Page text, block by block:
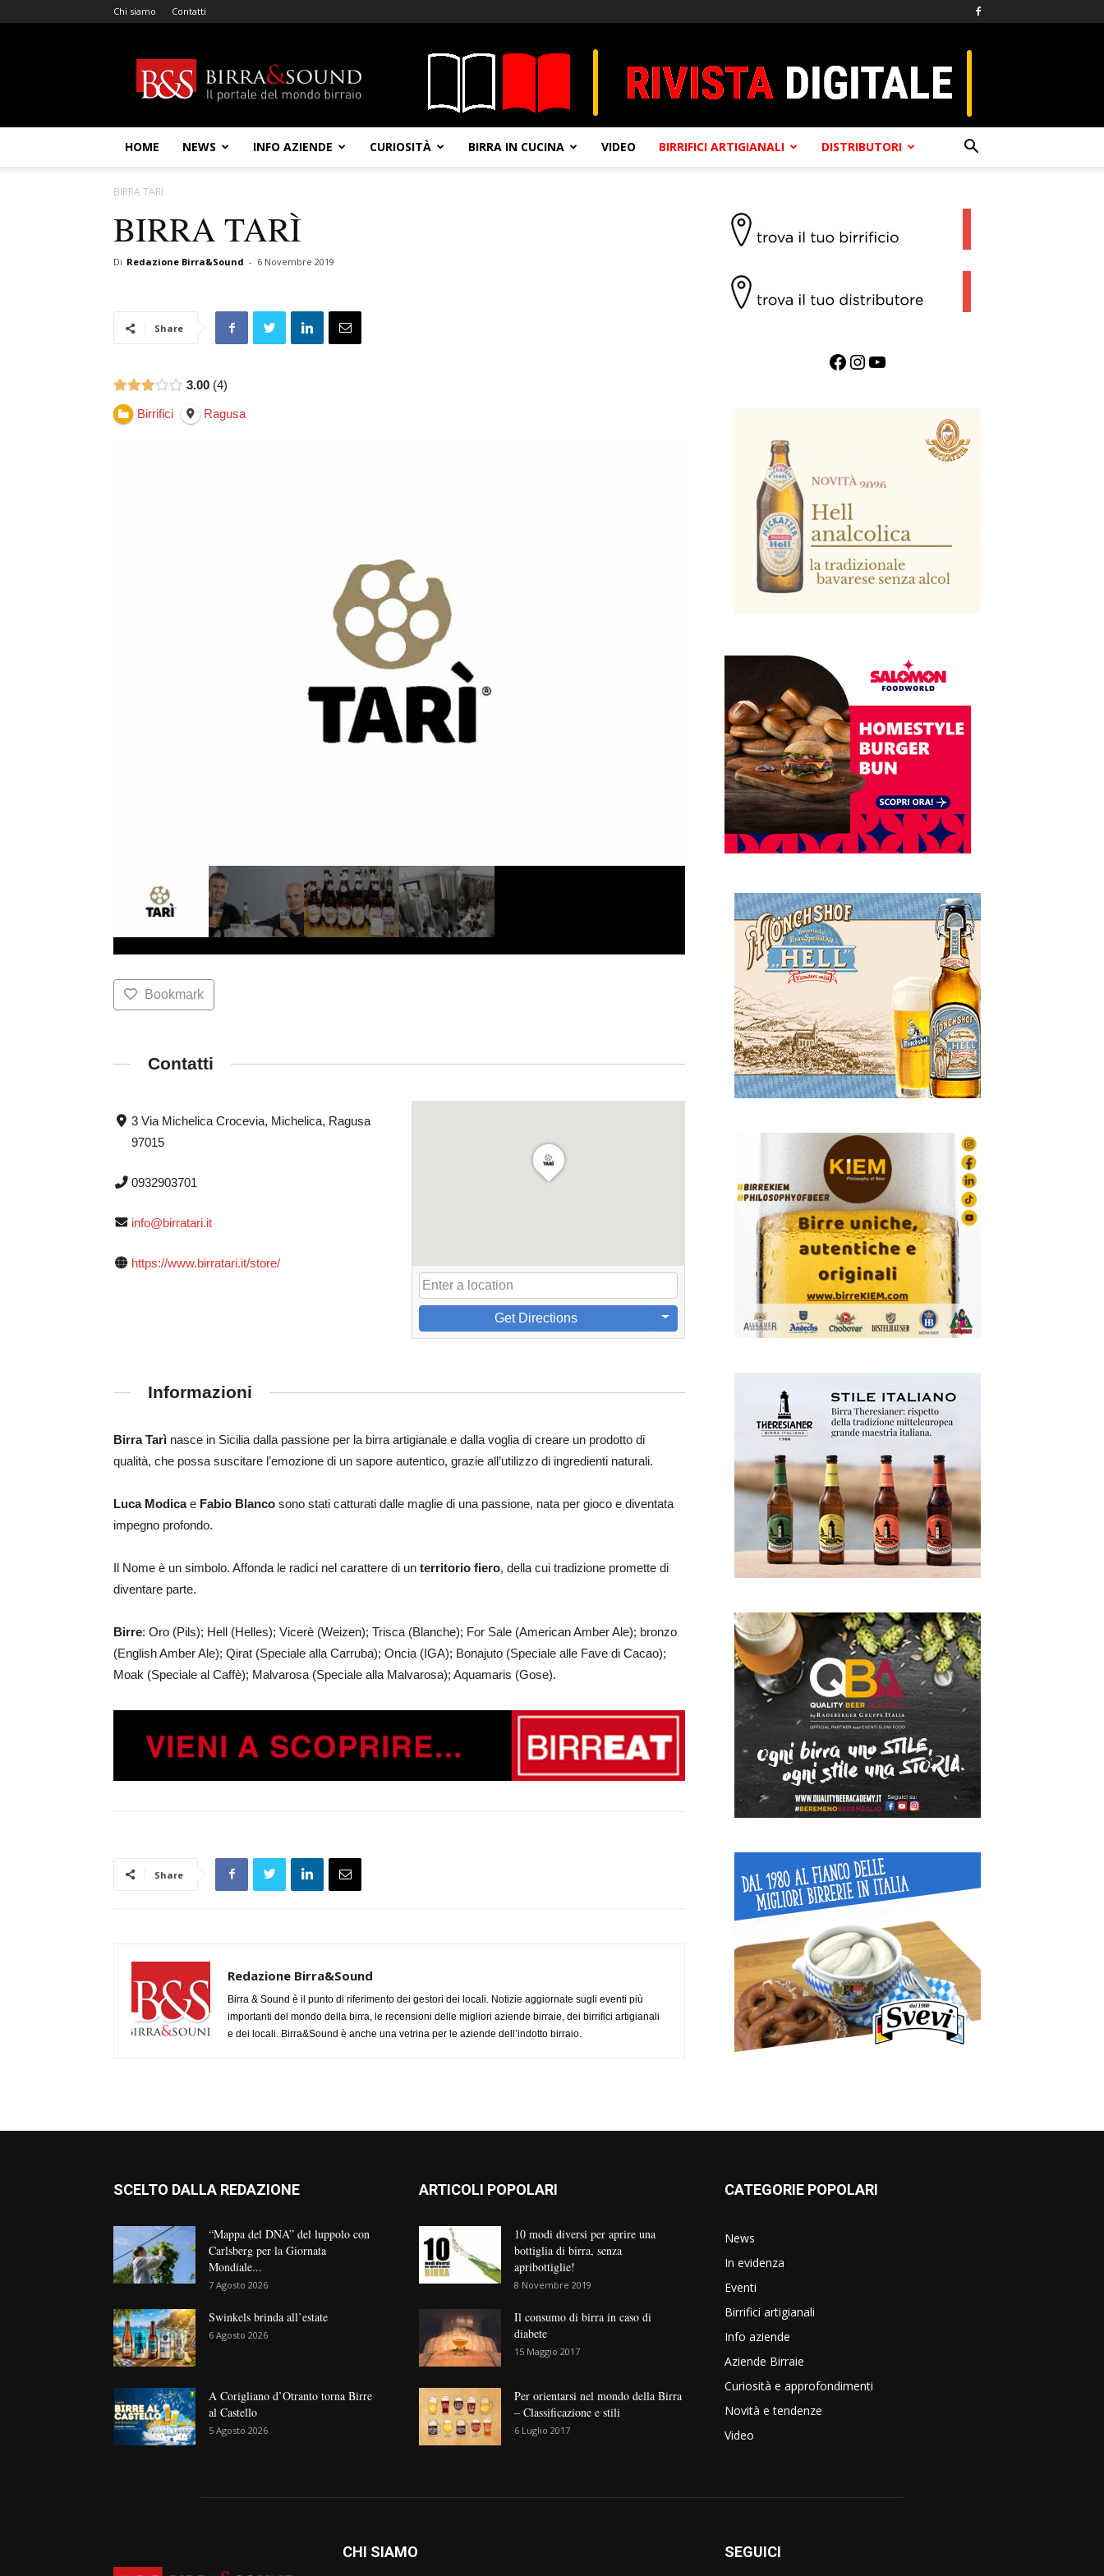
Chi siamo Contatti
&
Sound
HOME NEWS INFO AZIENDE CURIOSITÀ BIRRA IN CUCINA VIDEO BIRRIFICI ARTIGIANALI DISTRIBUTORI
BIRRA TARÌ
BIRRA TARÌ
Di Redazione Birra&Sound - 6 Novembre 2019
Share
3.00 4
Birrifici Ragusa
Bookmark
Contatti
3 Via Michelica Crocevia, Michelica, Ragusa
97015
0932903701
info@birratari.it
https://www.birratari.it/store/
Get Directions
Informazioni
Birra Tarì nasce in Sicilia dalla passione per la birra artigianale e dalla voglia di creare un prodotto di
qualità, che possa suscitare l’emozione di un sapore autentico, grazie all’utilizzo di ingredienti naturali.
Luca Modicae Fabio Blanco sono stati catturati dalle maglie di una passione, nata per gioco e diventata
impegno profondo.
Il Nome è un simbolo. Affonda le radici nel carattere di un territorio fiero, della cui tradizione promette di
diventare parte.
Birre: Oro (Pils); Hell (Helles); Vicerè (Weizen); Trisca (Blanche); For Sale (American Amber Ale); bronzo
(English Amber Ale); Qirat (Speciale alla Carruba); Oncia (IGA); Bonajuto (Speciale alle Fave di Cacao);
Moak (Speciale al Caffè); Malvarosa (Speciale alla Malvarosa); Aquamaris (Gose).
Share
Redazione Birra&Sound
Birra & Sound è il punto di riferimento dei gestori dei locali. Notizie aggiornate sugli eventi più
importanti del mondo della birra, le recensioni delle migliori aziende birraie, dei birrifici artigianali
e dei locali. Birra&Sound è anche una vetrina per le aziende dell’indotto birraio.
Facebook InstagramYouTube
SCELTO DALLA REDAZIONE
“Mappa del DNA” del luppolo con
Carlsberg per la Giornata
Mondiale...
7 Agosto 2026
Swinkels brinda all’estate
6 Agosto 2026
A Corigliano d’Otranto torna Birre
al Castello
5 Agosto 2026
ARTICOLI POPOLARI
10 modi diversi per aprire una
bottiglia di birra, senza
apribottiglie!
8 Novembre 2019
Il consumo di birra in caso di
diabete
15 Maggio 2017
Per orientarsi nel mondo della Birra
– Classificazione e stili
6 Luglio 2017
CATEGORIE POPOLARI
News
In evidenza
Eventi
Birrifici artigianali
Info aziende
Aziende Birraie
Curiosità e approfondimenti
Novità e tendenze
Video
CHI SIAMO SEGUICI